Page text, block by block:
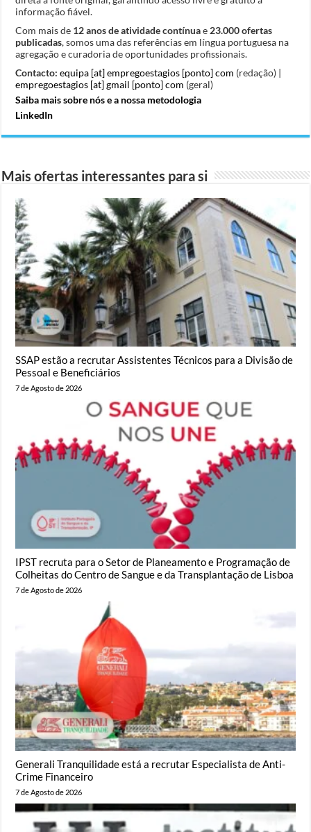
informação fiável.
Com mais de 12 anos de atividade contínuae 23.000 ofertas
publicadas, somos uma das referências em língua portuguesa na
agregação e curadoria de oportunidades profissionais.
Contacto: equipa [at] empregoestagios [ponto] com (redação) |
empregoestagios [at] gmail [ponto] com (geral)
Saiba mais sobre nós e a nossa metodologia
LinkedIn
Mais ofertas interessantes para si
SSAP estão a recrutar Assistentes Técnicos para a Divisão de
Pessoal e Beneficiários
7 de Agosto de 2026
IPST recruta para o Setor de Planeamento e Programação de
Colheitas do Centro de Sangue e da Transplantação de Lisboa
7 de Agosto de 2026
Generali Tranquilidade está a recrutar Especialista de Anti-
Crime Financeiro
7 de Agosto de 2026